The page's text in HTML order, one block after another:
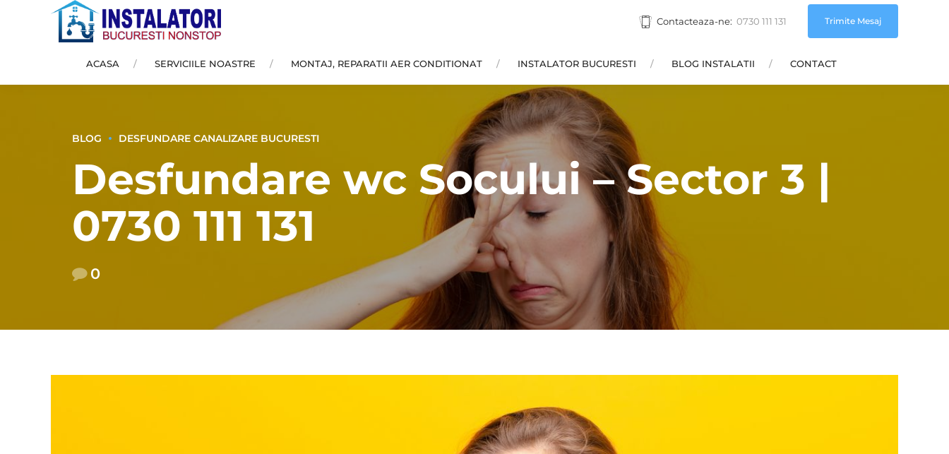
Contacteaza-ne: 0730 111 131 Trimite Mesaj
ACASA SERVICIILE NOASTRE MONTAJ, REPARATII AER CONDITIONAT INSTALATOR BUCURESTI BLOG INSTALATII CONTACT
BLOG DESFUNDARE CANALIZARE BUCURESTI
Desfundare wc Socului – Sector 3 |
0730 111 131
0